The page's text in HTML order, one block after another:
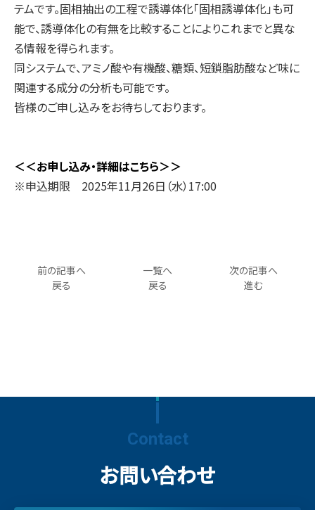
テムです。固相抽出の工程で誘導体化「固相誘導体化」も可
能で、誘導体化の有無を比較することによりこれまでと異な
る情報を得られます。
同システムで、アミノ酸や有機酸、糖類、短鎖脂肪酸など味に
関連する成分の分析も可能です。
皆様のご申し込みをお待ちしております。
＜＜お申し込み・詳細はこちら＞＞
※申込期限 2025年11月26日（水）17:00
一覧へ
戻る
前の記事へ
戻る
次の記事へ
進む
Contact
お問い合わせ